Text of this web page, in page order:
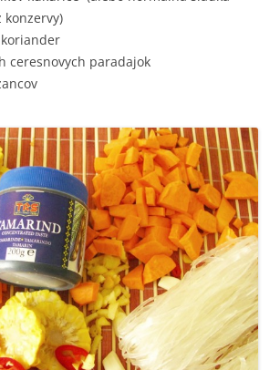
ceresnovych paradajok